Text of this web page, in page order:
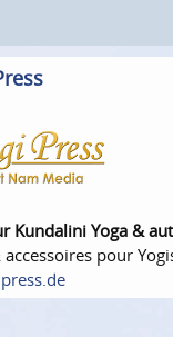
Kundalini Yoga &
pour